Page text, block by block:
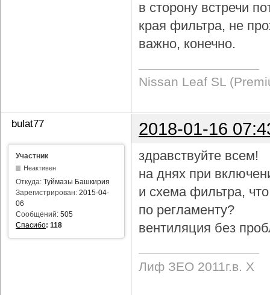
в сторону встречи
края фильтра, не
важно, конечно.
Nissan Leaf SL
bulat77 2018-01-16
Участник
Неактивен
Откуда: Туймазы Башкирия
Зарегистрирован: 2015-04-
06
Сообщений: 505
Спасибо: 118
здравствуйте всем!
на днях при
и схема фильтра,
по регламенту?
вентиляция без
Лиф ЗЕО 2011г.в. Х